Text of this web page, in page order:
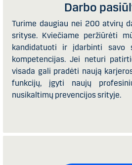
Darbo
Turime daugiau nei 200 atvirų
srityse. Kviečiame peržiūrėti
kandidatuoti ir įdarbinti savo
kompetencijas. Jei neturi
visada gali pradėti naują
funkcijų, įgyti naujų
nusikaltimų prevencijos srityje.